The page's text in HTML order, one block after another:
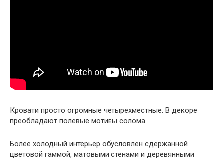
Кровати просто огромные четырехместные. В декоре
преобладают полевые мотивы солома.
Более холодный интерьер обусловлен сдержанной
цветовой гаммой, матовыми стенами и деревянными